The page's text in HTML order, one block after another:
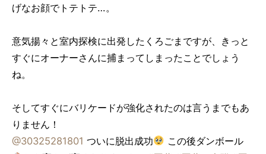
げなお顔でトテトテ…。
意気揚々と室内探検に出発したくろごまですが、きっと
すぐにオーナーさんに捕まってしまったことでしょう
ね。
そしてすぐにバリケードが強化されたのは言うまでもあ
りません！
@30325281801 ついに脱出成功
この後ダンボール